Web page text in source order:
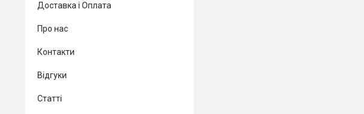
Доставка і Оплата
Про нас
Контакти
Відгуки
Статті